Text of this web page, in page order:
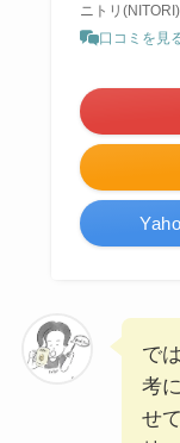
ニトリ(NITORI)
口コミを見
で
考
せ